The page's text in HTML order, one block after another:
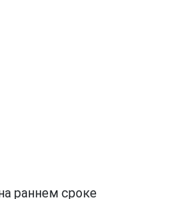
раннем сроке